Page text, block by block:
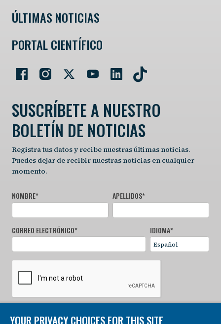
ÚLTIMAS NOTICIAS
PORTAL CIENTÍFICO
SUSCRÍBETE A NUESTRO
BOLETÍN DE NOTICIAS
Registra tus datos y recibe nuestras últimas noticias.
Puedes dejar de recibir nuestras noticias en cualquier
momento.
NOMBRE* APELLIDOS*
CORREO ELECTRÓNICO* IDIOMA*
REGÍSTRATE AHORA
YOUR PRIVACY CHOICES FOR THIS SITE